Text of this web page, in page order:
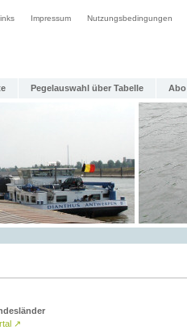
Impressum Nutzungsbedingungen
Pegelauswahl über Tabelle Abo
↗